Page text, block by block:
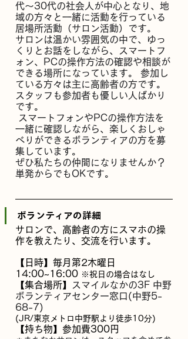
代～30代の社会人が中心となり、地
域の方々と一緒に活動を行っている
居場所活動（サロン活動）です。
サロンは温かい雰囲気の中で、ゆっ
くりとお話をしながら、スマートフ
ォン、PCの操作方法の確認や相談が
できる場所になっています。 参加し
ている方々は主に高齢者の方です。
スタッフも参加者も優しい人ばかり
です。
一緒に確認しながら、楽しくおしゃ
べりができるボランティアの方を募
集しています。
ぜひ私たちの仲間になりませんか？
単発からでもOKです。
ボランティアの詳細
サロンで、高齢者の方にスマホの操
作を教えたり、交流を行います。
【日時】毎月第2木曜日
14:00~16:00 ※祝日の場合はなし
【集合場所】
スマイルなかの3F 中野
ボランティアセンター窓口(中野5-
68-7)
(JR/東京メトロ中野駅より徒歩10分)
【持ち物】参加費300円